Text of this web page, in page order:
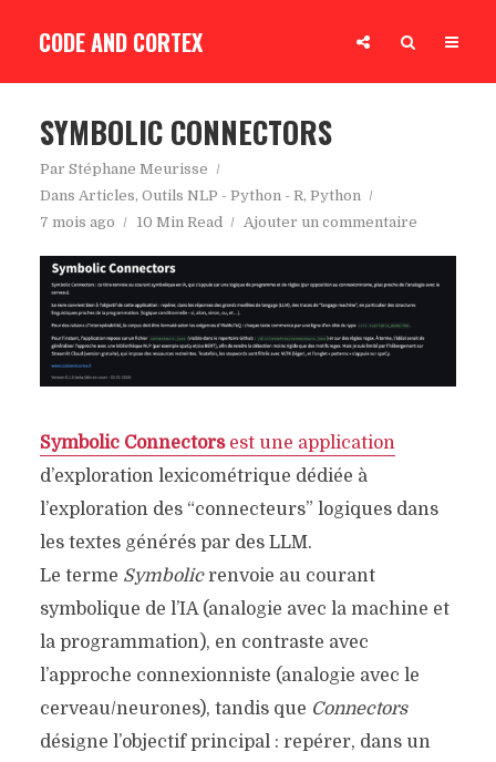
CODE AND CORTEX
SYMBOLIC CONNECTORS
Par Stéphane Meurisse
Dans Articles, Outils NLP - Python - R, Python
7 mois ago
10 Min Read Ajouter un commentaire
Symbolic Connectorsest une application
d’exploration lexicométrique dédiée à
l’exploration des “connecteurs” logiques dans
les textes générés par des LLM.
Le terme Symbolicrenvoie au courant
symbolique de l’IA (analogie avec la machine et
la programmation), en contraste avec
l’approche connexionniste (analogie avec le
cerveau/neurones), tandis que Connectors
désigne l’objectif principal : repérer, dans un